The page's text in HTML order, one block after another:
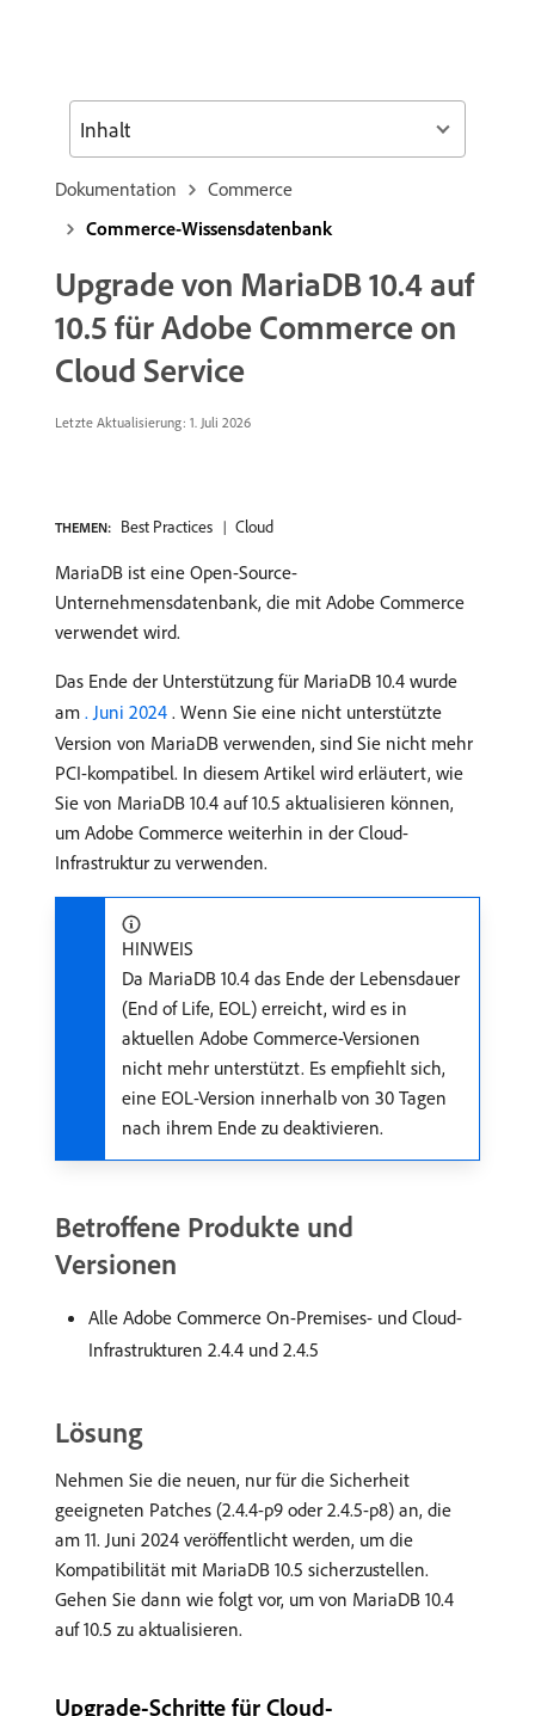
Dokumentation
Commerce
Commerce-Wissensdatenbank
Upgrade von MariaDB 10.4 auf
10.5 für Adobe Commerce on
Cloud Service
Letzte Aktualisierung: 1. Juli 2026
THEMEN: Best Practices Cloud
MariaDB ist eine Open-Source-
Unternehmensdatenbank, die mit Adobe Commerce
verwendet wird.
Das Ende der Unterstützung für MariaDB 10.4 wurde
am . Juni 2024 ​ . Wenn Sie eine nicht unterstützte
Version von MariaDB verwenden, sind Sie nicht mehr
PCI-kompatibel. In diesem Artikel wird erläutert, wie
Sie von MariaDB 10.4 auf 10.5 aktualisieren können,
um Adobe Commerce weiterhin in der Cloud-
Infrastruktur zu verwenden.
HINWEIS
Da MariaDB 10.4 das Ende der Lebensdauer
(End of Life, EOL) erreicht, wird es in
aktuellen Adobe Commerce-Versionen
nicht mehr unterstützt. Es empfiehlt sich,
eine EOL-Version innerhalb von 30 Tagen
nach ihrem Ende zu deaktivieren.
Betroffene Produkte und
Versionen
Alle Adobe Commerce On-Premises- und Cloud-
Infrastrukturen 2.4.4 und 2.4.5
Lösung
Nehmen Sie die neuen, nur für die Sicherheit
geeigneten Patches (2.4.4-p9 oder 2.4.5-p8) an, die
am 11. Juni 2024 veröffentlicht werden, um die
Kompatibilität mit MariaDB 10.5 sicherzustellen.
Gehen Sie dann wie folgt vor, um von MariaDB 10.4
auf 10.5 zu aktualisieren.
Upgrade-Schritte für Cloud-
Inhalt